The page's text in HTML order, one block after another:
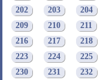
202
203 204
209
210 211
216
217 218
223
224 225
230
231 232